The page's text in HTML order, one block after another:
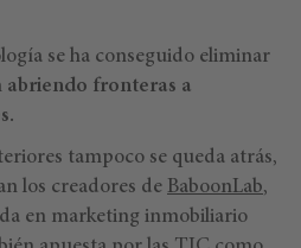
se ha conseguido eliminar
abriendo fronteras a
tampoco se queda atrás,
los creadores de BaboonLab,
en marketing inmobiliario